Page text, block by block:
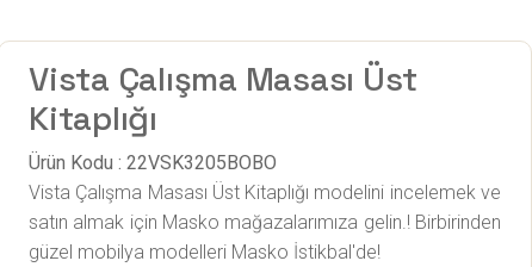
Vista Çalışma Masası Üst
Kitaplığı
Ürün Kodu : 22VSK3205BOBO
Vista Çalışma Masası Üst Kitaplığı modelini incelemek ve
satın almak için Masko mağazalarımıza gelin.! Birbirinden
güzel mobilya modelleri Masko İstikbal'de!